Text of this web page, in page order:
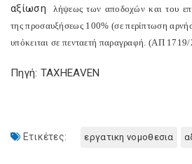
αξίωση
λήψεως των αποδοχών και του
της προσαυξήσεως 100% (σε περίπτωση
υπόκειται σε πενταετή παραγραφή. (ΑΠ 1719/
Πηγή: TAXHEAVEN
Ετικέτες: εργατικη νομοθεσια